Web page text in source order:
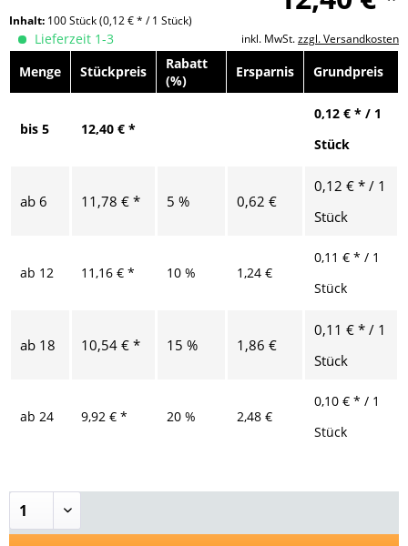
Inhalt: 100 Stück(0,12 € * / 1 Stück)
inkl. MwSt.zzgl. Versandkosten
Lieferzeit 1-3
Menge
Stückpreis
Rabatt
(%)
Ersparnis Grundpreis
bis 5 12,40 € *
0,12 € * / 1
Stück
ab 6 11,78 € * 5 % 0,62 €
0,12 € * / 1
Stück
ab 12 11,16 € * 10 % 1,24 €
0,11 € * / 1
Stück
ab 18 10,54 € * 15 % 1,86 €
0,11 € * / 1
Stück
ab 24 9,92 € * 20 % 2,48 €
0,10 € * / 1
Stück